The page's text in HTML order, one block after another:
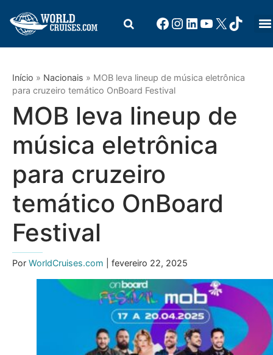
Início » Nacionais » MOB leva lineup de música eletrônica
para cruzeiro temático OnBoard Festival
MOB leva lineup de
música eletrônica
para cruzeiro
temático OnBoard
Festival
Por WorldCruises.com | fevereiro 22, 2025